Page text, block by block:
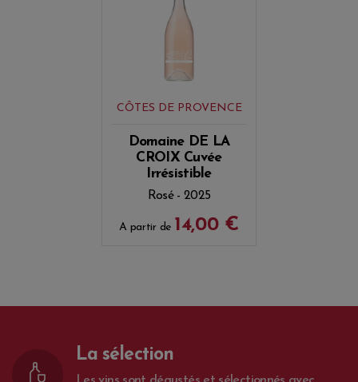
CÔTES DE PROVENCE
Domaine DE LA
CROIX Cuvée
Irrésistible
Rosé - 2025
A partir de 14,00 €
La sélection